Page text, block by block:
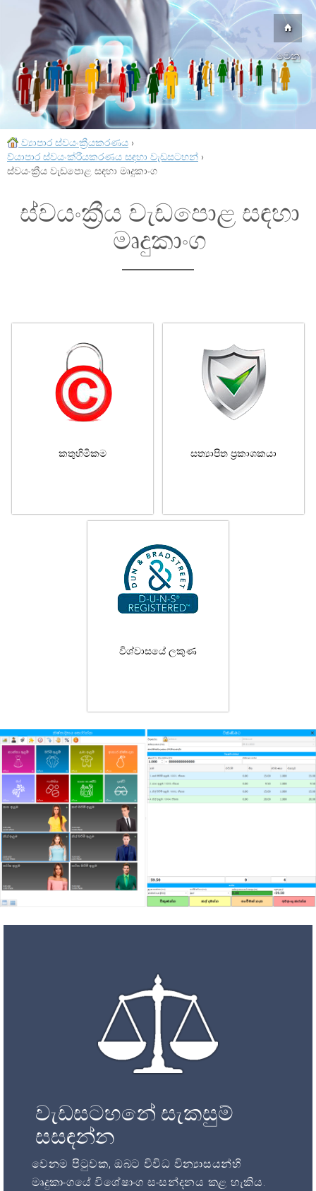
මෙනු
ව්‍යාපාර ස්වයංක්‍රීයකරණය ›
ව්යාපාර ස්වයංක්රීයකරණය සඳහා වැඩසටහන් ›
ස්වයංක්‍රීය වැඩපොළ සඳහා මෘදුකාංග
ස්වයංක්‍රීය වැඩපොළ සඳහා
මෘදුකාංග
කතුහිමිකම සත්‍යාපිත ප්‍රකාශකයා
විශ්වාසයේ ලකුණ
වැඩසටහනේ සැකසුම්
සසඳන්න
වෙනම පිටුවක, ඔබට විවිධ වින්‍යාසයන්හි
මෘදුකාංගයේ විශේෂාංග සංසන්දනය කළ හැකිය.